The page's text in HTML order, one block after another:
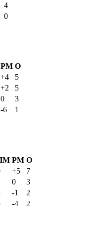
4
0
РМ О
+4
5
+2
5
0
3
-6
1
РМ О
+5
7
0
3
-1
2
-4
2